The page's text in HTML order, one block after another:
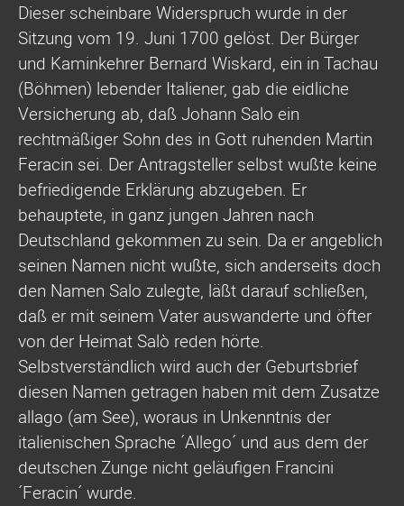
Dieser scheinbare Widerspruch wurde in der
Sitzung vom 19. Juni 1700 gelöst. Der Bürger
und Kaminkehrer Bernard Wiskard, ein in Tachau
(Böhmen) lebender Italiener, gab die eidliche
Versicherung ab, daß Johann Salo ein
rechtmäßiger Sohn des in Gott ruhenden Martin
Feracin sei. Der Antragsteller selbst wußte keine
befriedigende Erklärung abzugeben. Er
behauptete, in ganz jungen Jahren nach
Deutschland gekommen zu sein. Da er angeblich
seinen Namen nicht wußte, sich anderseits doch
den Namen Salo zulegte, läßt darauf schließen,
daß er mit seinem Vater auswanderte und öfter
von der Heimat Salò reden hörte.
Selbstverständlich wird auch der Geburtsbrief
diesen Namen getragen haben mit dem Zusatze
allago (am See), woraus in Unkenntnis der
italienischen Sprache ´Allego´ und aus dem der
deutschen Zunge nicht geläufigen Francini
´Feracin´ wurde.